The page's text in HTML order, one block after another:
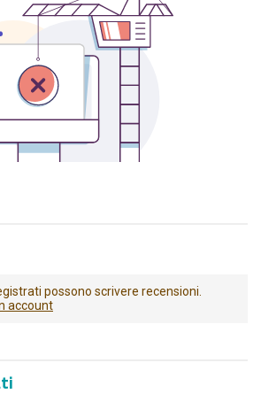
possono scrivere recensioni.
account